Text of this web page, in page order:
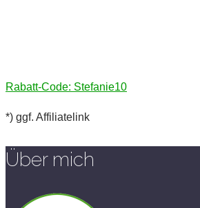
Rabatt-Code: Stefanie10
*) ggf. Affiliatelink
Über mich